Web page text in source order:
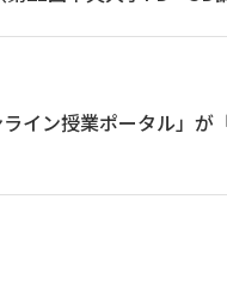
イン授業ポータル」